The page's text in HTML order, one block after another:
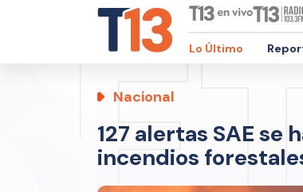
Lo Último
Nacional
127 alertas SAE
incendios